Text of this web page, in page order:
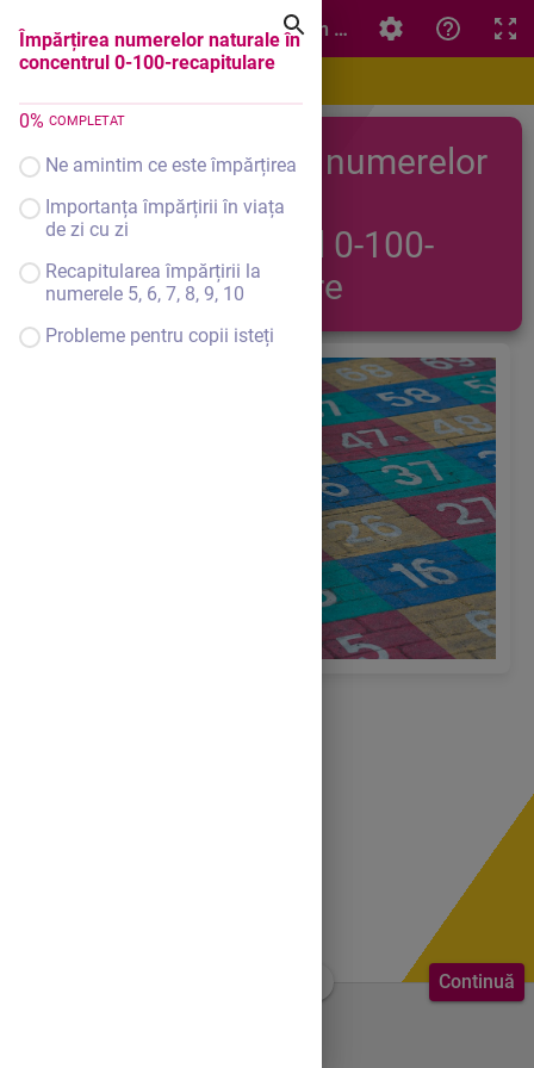
Împărțirea numerelor naturale în
concentrul 0-100-recapitulare
0% COMPLETAT
Ne amintim ce este împărțirea
Importanța împărțirii în viața
de zi cu zi
Recapitularea împărțirii la
numerele 5, 6, 7, 8, 9, 10
Probleme pentru copii isteți
Continuă
Împărțirea numerelor naturale în concentrul 0-100-
Împărțirea numerelor
naturale în
concentrul 0-100-
recapitulare